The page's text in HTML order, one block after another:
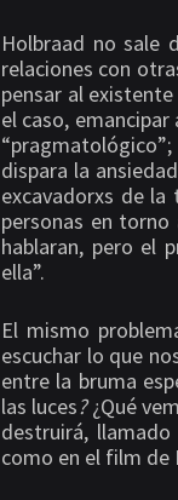
Holbraad no sale
relaciones con
pensar al
el caso, emancipar
dispara la
excavadorxs de
personas en
hablaran, pero el
ella”.
El mismo
escuchar lo que
entre la bruma
las luces?¿Qué
destruirá,
como en el film de